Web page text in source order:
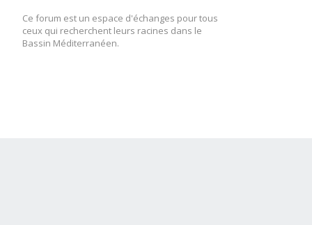
Ce forum est un espace d'échanges pour tous
ceux qui recherchent leurs racines dans le
Bassin Méditerranéen.